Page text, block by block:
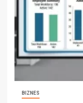
BIZNES